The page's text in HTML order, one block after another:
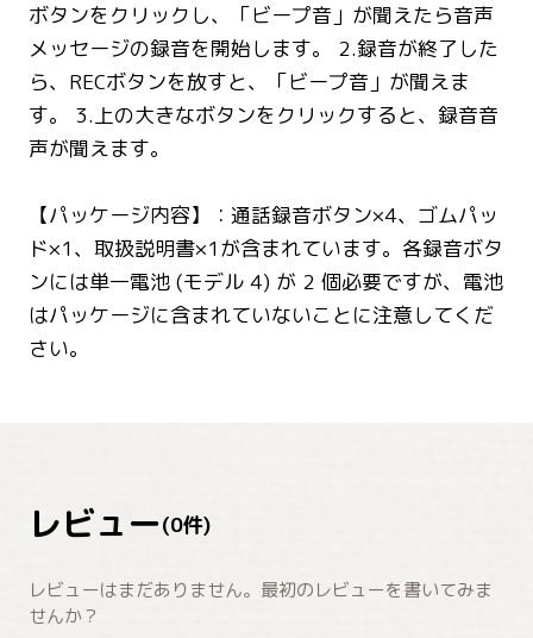
ボタンをクリックし、「ビープ音」が聞えたら音声
メッセージの録音を開始します。 2.録音が終了した
ら、RECボタンを放すと、「ビープ音」が聞えま
す。 3.上の大きなボタンをクリックすると、録音音
声が聞えます。
【パッケージ内容】：通話録音ボタン×4、ゴムパッ
ド×1、取扱説明書×1が含まれています。各録音ボタ
ンには単一電池 (モデル 4) が 2 個必要ですが、電池
はパッケージに含まれていないことに注意してくだ
さい。
レビュー(0件)
レビューはまだありません。最初のレビューを書いてみま
せんか？